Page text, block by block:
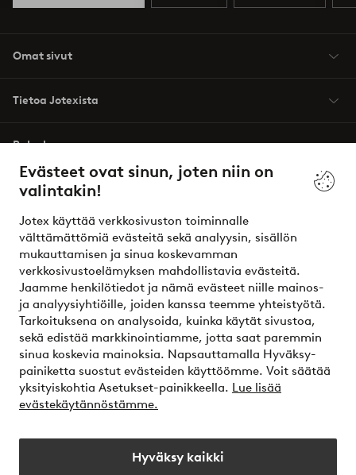
Evästeet ovat sinun, joten niin on
valintakin!
Jotex käyttää verkkosivuston toiminnalle
välttämättömiä evästeitä sekä analyysin, sisällön
mukauttamisen ja sinua koskevamman
verkkosivustoelämyksen mahdollistavia evästeitä.
Jaamme henkilötiedot ja nämä evästeet niille mainos-
ja analyysiyhtiöille, joiden kanssa teemme yhteistyötä.
Tarkoituksena on analysoida, kuinka käytät sivustoa,
sekä edistää markkinointiamme, jotta saat paremmin
sinua koskevia mainoksia. Napsauttamalla Hyväksy-
painiketta suostut evästeiden käyttöömme. Voit säätää
yksityiskohtia Asetukset-painikkeella. Lue lisää
evästekäytännöstämme.
Hyväksy kaikki
Omat sivut
Tietoa Jotexista
Palvelumme
Ehdot
Ystävät
Turvalliset maksut – maksa nyt tai erissä
Haluatko tietää lisää maksuvaihtoehdoistamme?
elpy